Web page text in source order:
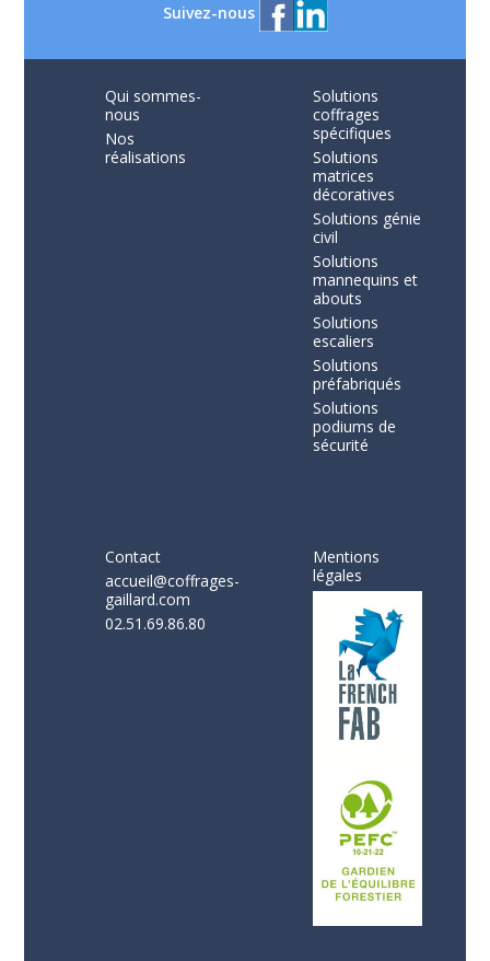
Suivez-nous
Qui sommes-
nous
Nos
réalisations
Solutions
coffrages
spécifiques
Solutions
matrices
décoratives
Solutions génie
civil
Solutions
mannequins et
abouts
Solutions
escaliers
Solutions
préfabriqués
Solutions
podiums de
sécurité
Contact
accueil@coffrages-
gaillard.com
02.51.69.86.80
Mentions
légales